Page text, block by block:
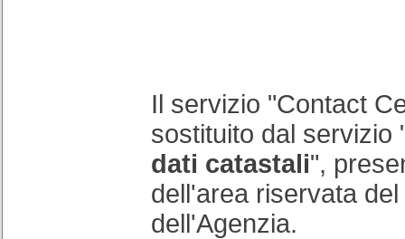
Il servizio "Contact
sostituito dal servizio
dati catastali",
dell'area riservata
dell'Agenzia.